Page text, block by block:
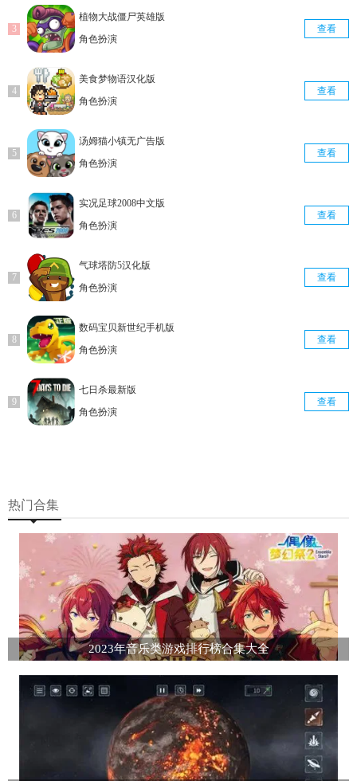
植物大战僵尸英雄版
角色扮演
查看
美食梦物语汉化版
角色扮演
查看
汤姆猫小镇无广告版
角色扮演
查看
实况足球2008中文版
角色扮演
查看
气球塔防5汉化版
角色扮演
查看
数码宝贝新世纪手机版
角色扮演
查看
七日杀最新版
角色扮演
查看
热门合集
2023年音乐类游戏排行榜合集大全